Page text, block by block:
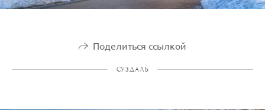
Поделиться ссылкой
СУЗДАЛЬ